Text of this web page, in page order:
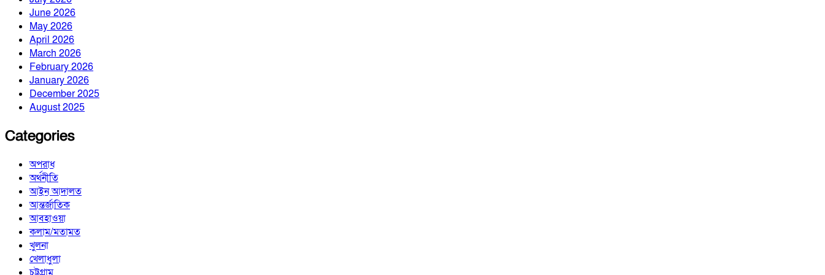
June 2026
May 2026
April 2026
March 2026
February 2026
January 2026
December 2025
August 2025
Categories
অপরাধ
অর্থনীতি
আইন আদালত
আন্তর্জাতিক
আবহাওয়া
কলাম/মতামত
খুলনা
খেলাধুলা